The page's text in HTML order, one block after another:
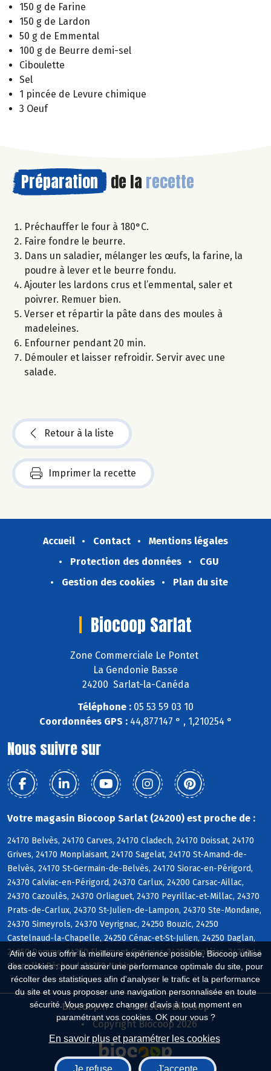
Afin de vous offrir la meilleure expérience possible, Biocoop utilise
des cookies : pour assurer une performance optimale du site, pour
récolter des statistiques afin d'analyser le trafic et la performance
du site et vous proposer une navigation personnalisée en toute
sécurité. Vous pouvez changer d'avis à tout moment en
paramétrant vos cookies. OK pour vous ?
En savoir plus et paramétrer les cookies
Je refuse J'accepte
150 g de Farine
150 g de Lardon
50 g de Emmental
100 g de Beurre demi-sel
Ciboulette
Sel
1 pincée de Levure chimique
3 Oeuf
Préparation de la recette
Préchauffer le four à 180°C.
Faire fondre le beurre.
Dans un saladier, mélanger les œufs, la farine, la
poudre à lever et le beurre fondu.
Ajouter les lardons crus et l’emmental, saler et
poivrer. Remuer bien.
Verser et répartir la pâte dans des moules à
madeleines.
Enfourner pendant 20 min.
Démouler et laisser refroidir. Servir avec une
salade.
Retour à la liste
Imprimer la recette
Accueil Contact
Mentions légales
Protection des données
CGU
Gestion des cookies
Plan du site
Biocoop Sarlat
Zone Commerciale Le Pontet
La Gendonie Basse
24200 Sarlat-la-Canéda
Téléphone : 05 53 59 03 10
Coordonnées GPS :44,877147 ° , 1,210254 °
Nous suivre sur
Votre magasin Biocoop Sarlat (24200) est proche de :
24170 Belvès, 24170 Carves, 24170 Cladech, 24170 Doissat, 24170
Grives, 24170 Monplaisant, 24170 Sagelat, 24170 St-Amand-de-
Belvès, 24170 St-Germain-de-Belvès, 24170 Siorac-en-Périgord,
24370 Calviac-en-Périgord, 24370 Carlux, 24200 Carsac-Aillac,
24370 Cazoulès, 24370 Orliaguet, 24370 Peyrillac-et-Millac, 24370
Prats-de-Carlux, 24370 St-Julien-de-Lampon, 24370 Ste-Mondane,
24370 Simeyrols, 24370 Veyrignac, 24250 Bouzic, 24250
Castelnaud-la-Chapelle, 24250 Cénac-et-St-Julien, 24250 Daglan,
24250 Domme, 24250 Florimont-Gaumier, 24250 Groléjac, 24250 La
Chapelle-Péchaud, 24250 Nabirat
Biocoop.fr
Le réseau Biocoop
Copyright Biocoop 2026